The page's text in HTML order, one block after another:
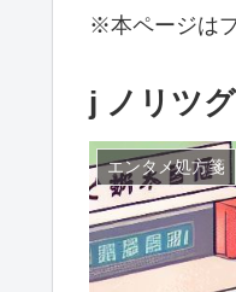
※本ページは
j ノリツ
エンタメ処方箋